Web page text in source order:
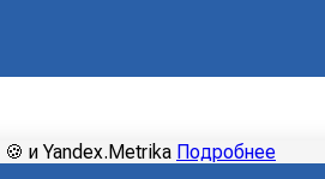
и Yandex.Metrika Подробнее